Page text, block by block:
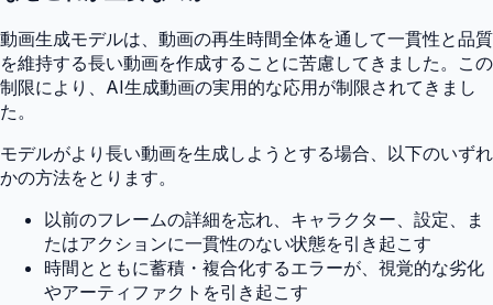
動画生成モデルは、動画の再生時間全体を通して一貫性と品質
を維持する長い動画を作成することに苦慮してきました。この
制限により、AI生成動画の実用的な応用が制限されてきまし
た。
モデルがより長い動画を生成しようとする場合、以下のいずれ
かの方法をとります。
以前のフレームの詳細を忘れ、キャラクター、設定、ま
たはアクションに一貫性のない状態を引き起こす
時間とともに蓄積・複合化するエラーが、視覚的な劣化
やアーティファクトを引き起こす